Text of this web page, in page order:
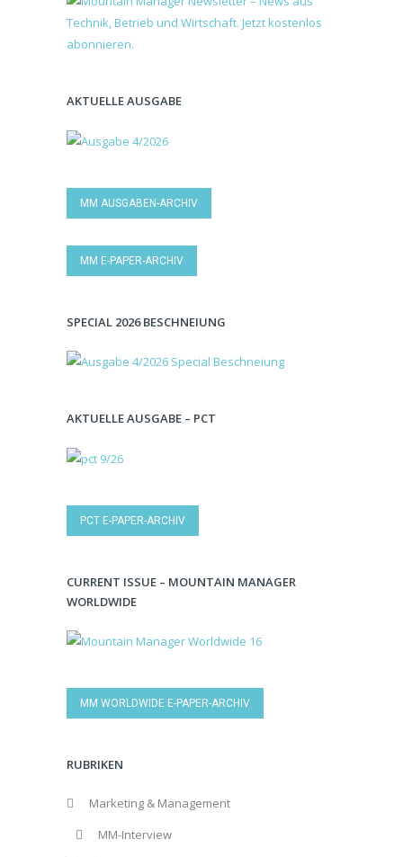
AKTUELLE AUSGABE
MM AUSGABEN-ARCHIV
MM E-PAPER-ARCHIV
SPECIAL 2026 BESCHNEIUNG
AKTUELLE AUSGABE – PCT
PCT E-PAPER-ARCHIV
CURRENT ISSUE – MOUNTAIN MANAGER
WORLDWIDE
MM WORLDWIDE E-PAPER-ARCHIV
RUBRIKEN
Marketing & Management
MM-Interview